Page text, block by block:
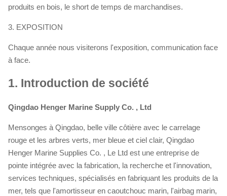
produits en bois, le short de temps de marchandises.
3. EXPOSITION
Chaque année nous visiterons l'exposition, communication face
à face.
1. Introduction de société
Qingdao Henger Marine Supply Co. , Ltd
Mensonges à Qingdao, belle ville côtière avec le carrelage
rouge et les arbres verts, mer bleue et ciel clair, Qingdao
Henger Marine Supplies Co. , Le Ltd est une entreprise de
pointe intégrée avec la fabrication, la recherche et l'innovation,
services techniques, spécialisés en fabriquant les produits de la
mer, tels que l'amortisseur en caoutchouc marin, l'airbag marin,